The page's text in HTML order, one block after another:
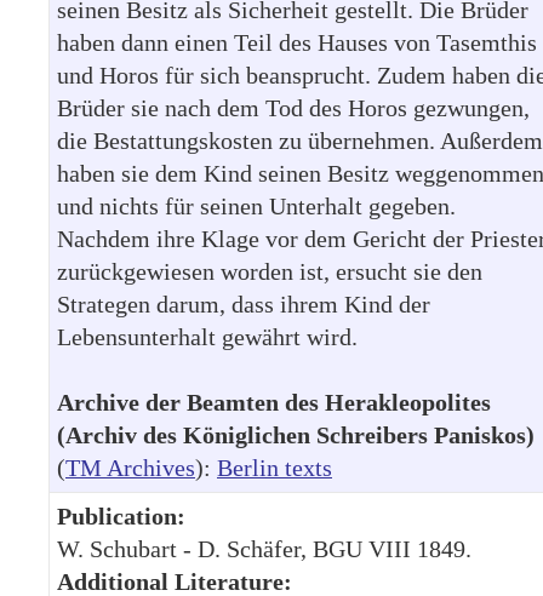
seinen Besitz als Sicherheit gestellt. Die Brüder
haben dann einen Teil des Hauses von Tasemthis
und Horos für sich beansprucht. Zudem haben
Brüder sie nach dem Tod des Horos gezwungen,
die Bestattungskosten zu übernehmen. Außerdem
haben sie dem Kind seinen Besitz weggenommen
und nichts für seinen Unterhalt gegeben.
Nachdem ihre Klage vor dem Gericht der
zurückgewiesen worden ist, ersucht sie den
Strategen darum, dass ihrem Kind der
Lebensunterhalt gewährt wird.
Archive der Beamten des Herakleopolites
(Archiv des Königlichen Schreibers Paniskos)
(TM Archives): Berlin texts
Publication:
W. Schubart - D. Schäfer, BGU VIII 1849.
Additional Literature: